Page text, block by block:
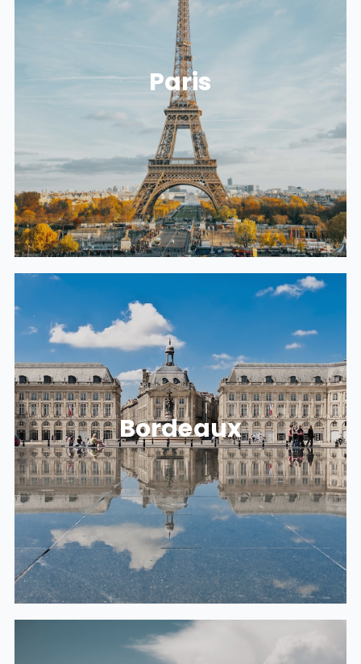
Paris
NOS LOCAUX À PARIS
78 avenue des Champs Élysées
75008 PARIS
Bordeaux
NOS LOCAUX À BORDEAUX
Ilot quai 8.2, Bat. E1, 33 rue d'Armagnac, 33800
BORDEAUX